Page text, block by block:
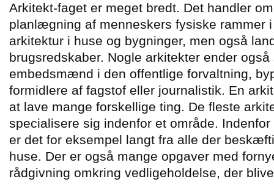
Arkitekt-faget er meget bredt. Det handler
planlægning af menneskers fysiske rammer
arkitektur i huse og bygninger, men også
brugsredskaber. Nogle arkitekter ender
embedsmænd i den offentlige forvaltning,
formidlere af fagstof eller journalistik. En
at lave mange forskellige ting. De fleste
specialisere sig indenfor et område.
er det for eksempel langt fra alle der
huse. Der er også mange opgaver med
rådgivning omkring vedligeholdelse, der